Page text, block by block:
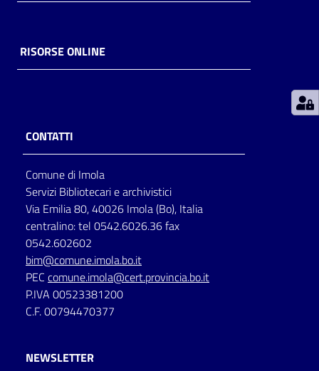
Decentrate
Seguici
su
RISORSE ONLINE
CONTATTI
Comune di Imola
Servizi Bibliotecari e archivistici
Via Emilia 80, 40026 Imola (Bo), Italia
centralino: tel 0542.6026.36 fax
0542.602602
bim@comune.imola.bo.it
PEC comune.imola@cert.provincia.bo.it
P.IVA 00523381200
C.F. 00794470377
NEWSLETTER